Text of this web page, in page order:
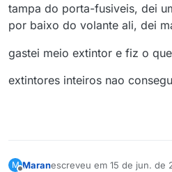
tampa do porta-fusiveis, dei
por baixo do volante ali, dei
gastei meio extintor e fiz o
extintores inteiros nao
M Maranescreveu em 15 de jun. de